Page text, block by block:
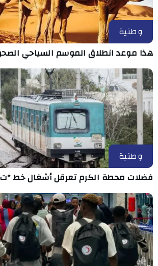
وطنية
هذا موعد انطلاق الموسم السياحي
وطنية
فضلات محطة الكرم تعرقل أشغال خط